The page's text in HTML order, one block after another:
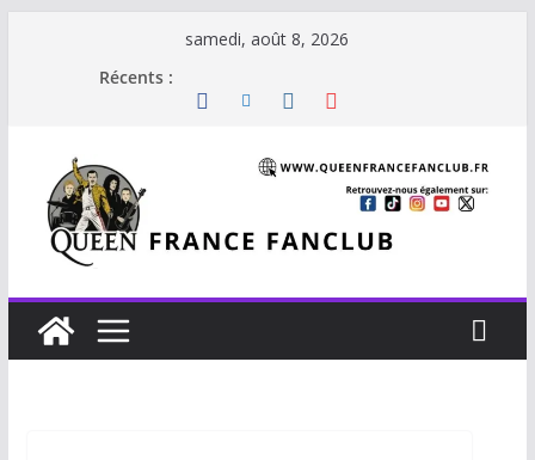
samedi, août 8, 2026
Récents :